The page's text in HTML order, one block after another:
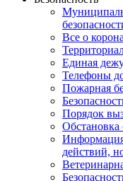
Все о
Единая
Телефоны
Пожарная
Порядок
действий,